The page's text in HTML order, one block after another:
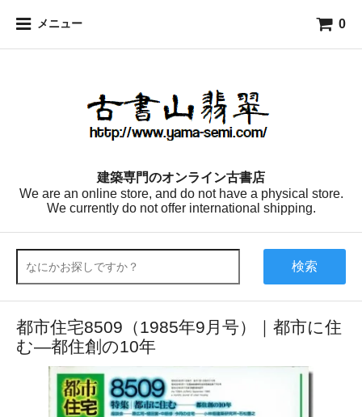
メニュー 0
建築専門のオンライン古書店
We are an online store, and do not have a physical store.
We currently do not offer international shipping.
検索
都市住宅8509（1985年9月号）｜都市に住
む―都住創の10年